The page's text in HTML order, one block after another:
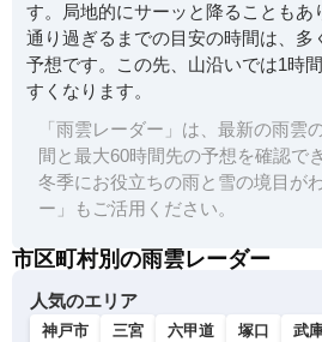
す。局地的にサーッと降ることもあ
通り過ぎるまでの目安の時間は、多
予想です。この先、山沿いでは1時
すくなります。
「雨雲レーダー」は、最新の雨雲
間と最大60時間先の予想を確認で
冬季にお役立ちの雨と雪の境目が
ー」もご活用ください。
市区町村別の雨雲レーダー
人気のエリア
神戸市 三宮 六甲道 塚口 武